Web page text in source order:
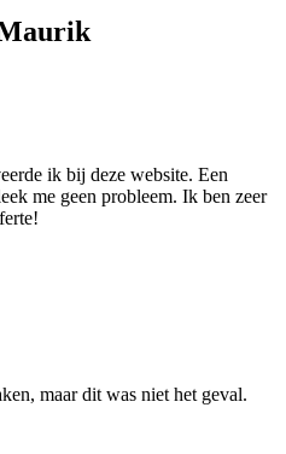
ik bij deze website. Een
me geen probleem. Ik ben zeer
maar dit was niet het geval.